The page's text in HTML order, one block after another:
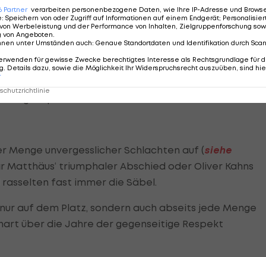
negra“ („schwarze Bestie“), wie die Bayern
zehn von 18 Duellen für sich entscheiden. Nur
kein Sieger ermittelt. Kurios: Beide Teams halten
der Königsklasse (
erspart.
unvergesslicher Schlachten auf (siehe
Matthäus‘ triumphaler Abschied oder Oliver Kahns
rasselten fast immer die Säbel.
auf dem Platz, sondern auch abseits jede Menge
über die Jahre der gegenseitige Respekt
Partner verarbeiten personenbezogene Daten, wie Ihre IP-Adresse und
: Speichern von oder Zugriff auf Informationen auf einem Endgerät;
Werbeleistung und der Performance von Inhalten, Zielgruppenforschung
von Angeboten.
unter Umständen auch: Genaue Standortdaten und Identifikation durch
für gewisse Zwecke berechtigtes Interesse als Rechtsgrundlage für
Details dazu, sowie die Möglichkeit Ihr Widerspruchsrecht auszuüben, sind